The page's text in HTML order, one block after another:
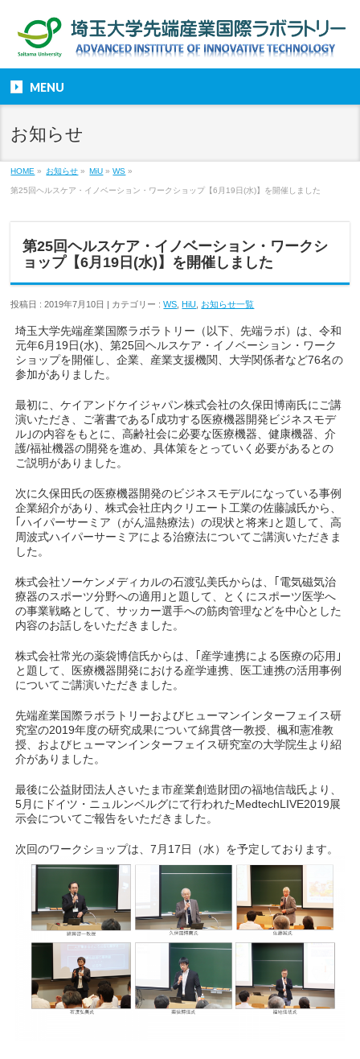
MENU
お知らせ
HOME » お知らせ » MiU »WS »
第25回ヘルスケア・イノベーション・ワークショップ【6月19日(水)】を開催しました
第25回ヘルスケア・イノベーション・ワークシ
ョップ【6月19日(水)】を開催しました
投稿日 : 2019年7月10日 | カテゴリー :WS ,HiU お知らせ一覧
埼玉大学先端産業国際ラボラトリー（以下、先端ラボ）は、令和
元年6月19日(水)、第25回ヘルスケア・イノベーション・ワーク
ショップを開催し、企業、産業支援機関、大学関係者など76名の
参加がありました。
最初に、ケイアンドケイジャパン株式会社の久保田博南氏にご講
演いただき、ご著書である｢成功する医療機器開発ビジネスモデ
ル｣の内容をもとに、高齢社会に必要な医療機器、健康機器、介
護/福祉機器の開発を進め、具体策をとっていく必要があるとの
ご説明がありました。
次に久保田氏の医療機器開発のビジネスモデルになっている事例
企業紹介があり、株式会社庄内クリエート工業の佐藤誠氏から、
｢ハイパーサーミア（がん温熱療法）の現状と将来｣と題して、高
周波式ハイパーサーミアによる治療法についてご講演いただきま
した。
株式会社ソーケンメディカルの石渡弘美氏からは、｢電気磁気治
療器のスポーツ分野への適用｣と題して、とくにスポーツ医学へ
の事業戦略として、サッカー選手への筋肉管理などを中心とした
内容のお話しをいただきました。
株式会社常光の薬袋博信氏からは、｢産学連携による医療の応用｣
と題して、医療機器開発における産学連携、医工連携の活用事例
についてご講演いただきました。
先端産業国際ラボラトリーおよびヒューマンインターフェイス研
究室の2019年度の研究成果について綿貫啓一教授、楓和憲准教
授、およびヒューマンインターフェイス研究室の大学院生より紹
介がありました。
最後に公益財団法人さいたま市産業創造財団の福地信哉氏より、
5月にドイツ・ニュルンベルグにて行われたMedtechLIVE2019展
示会についてご報告をいただきました。
次回のワークショップは、7月17日（水）を予定しております。